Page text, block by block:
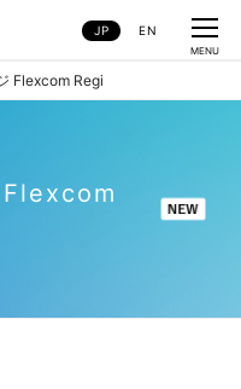
CLOSE
MENU
Flexcom Regi
Flexcom
Flexcom
JP EN